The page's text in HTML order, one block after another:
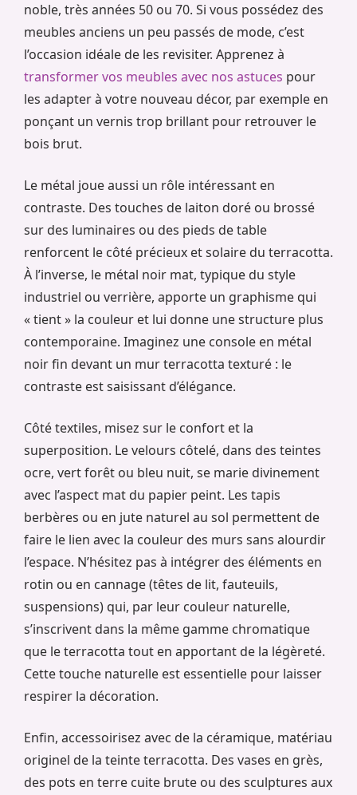
noble, très années 50 ou 70. Si vous possédez des
meubles anciens un peu passés de mode, c’est
l’occasion idéale de les revisiter. Apprenez à
transformer vos meubles avec nos astuces pour
les adapter à votre nouveau décor, par exemple en
ponçant un vernis trop brillant pour retrouver le
bois brut.
Le métal joue aussi un rôle intéressant en
contraste. Des touches de laiton doré ou brossé
sur des luminaires ou des pieds de table
renforcent le côté précieux et solaire du terracotta.
À l’inverse, le métal noir mat, typique du style
industriel ou verrière, apporte un graphisme qui
« tient » la couleur et lui donne une structure plus
contemporaine. Imaginez une console en métal
noir fin devant un mur terracotta texturé : le
contraste est saisissant d’élégance.
Côté textiles, misez sur le confort et la
superposition. Le velours côtelé, dans des teintes
ocre, vert forêt ou bleu nuit, se marie divinement
avec l’aspect mat du papier peint. Les tapis
berbères ou en jute naturel au sol permettent de
faire le lien avec la couleur des murs sans alourdir
l’espace. N’hésitez pas à intégrer des éléments en
rotin ou en cannage (têtes de lit, fauteuils,
suspensions) qui, par leur couleur naturelle,
s’inscrivent dans la même gamme chromatique
que le terracotta tout en apportant de la légèreté.
Cette touche naturelle est essentielle pour laisser
respirer la décoration.
Enfin, accessoirisez avec de la céramique, matériau
originel de la teinte terracotta. Des vases en grès,
des pots en terre cuite brute ou des sculptures aux